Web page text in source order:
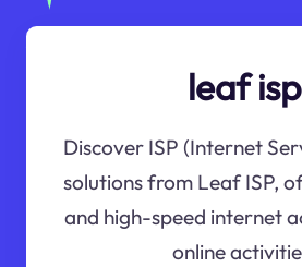
leaf isp
Discover ISP (Internet
solutions from Leaf ISP,
and high-speed internet
online